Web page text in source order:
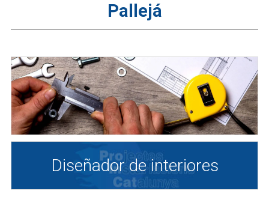
Pallejá
Diseñador de interiores